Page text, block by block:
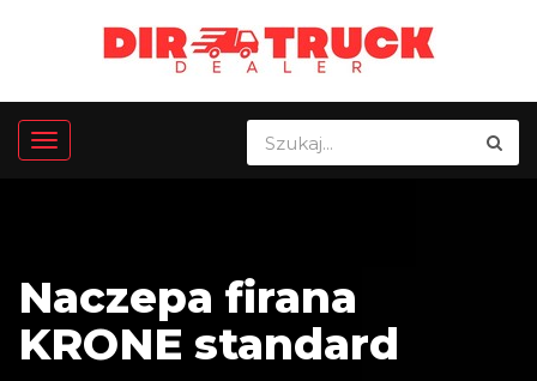
Naczepa firana
KRONE standard